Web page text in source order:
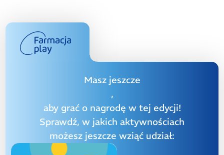
Masz jeszcze
,
aby grać o nagrodę w tej edycji!
Sprawdź, w jakich aktywnościach
możesz jeszcze wziąć udział: